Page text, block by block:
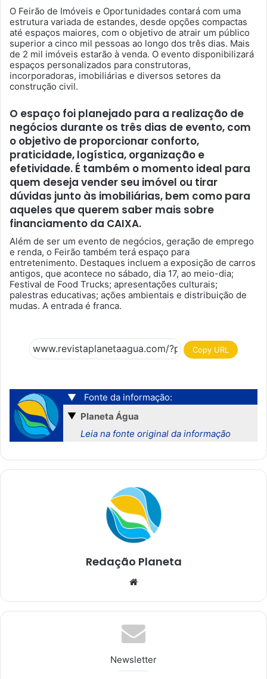
O Feirão de Imóveis e Oportunidades contará com uma
estrutura variada de estandes, desde opções compactas
até espaços maiores, com o objetivo de atrair um público
superior a cinco mil pessoas ao longo dos três dias. Mais
de 2 mil imóveis estarão à venda. O evento disponibilizará
espaços personalizados para construtoras,
incorporadoras, imobiliárias e diversos setores da
construção civil.
O espaço foi planejado para a realização de
negócios durante os três dias de evento, com
o objetivo de proporcionar conforto,
praticidade, logística, organização e
efetividade. É também o momento ideal para
quem deseja vender seu imóvel ou tirar
dúvidas junto às imobiliárias, bem como para
aqueles que querem saber mais sobre
financiamento da CAIXA.
Além de ser um evento de negócios, geração de emprego
e renda, o Feirão também terá espaço para
entretenimento. Destaques incluem a exposição de carros
antigos, que acontece no sábado, dia 17, ao meio-dia;
Festival de Food Trucks; apresentações culturais;
palestras educativas; ações ambientais e distribuição de
mudas. A entrada é franca.
Copy URL
▼
Fonte da informação:
▼ Planeta Água
Leia na fonte original da informação
Redação Planeta
te
Newsletter